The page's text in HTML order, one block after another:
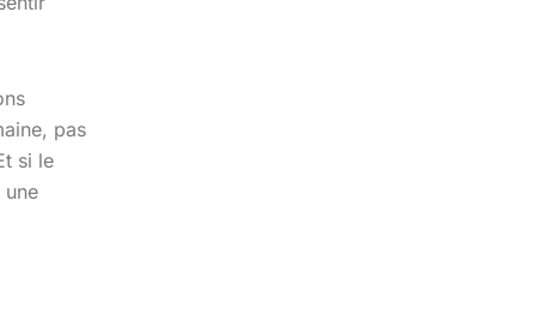
pas
si le